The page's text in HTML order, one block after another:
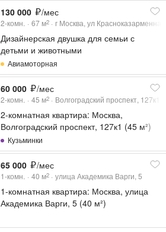
130 000 /мес
2-комн. 67 м2 г Москва, ул
Дизайнерская двушка для семьи с
детьми и животными
Авиамоторная
60 000 /мес
2-комн. 45 м2 Волгоградский проспект, 127к1
2-комнатная квартира: Москва,
Волгоградский проспект, 127к1 (45 м²)
Кузьминки
65 000 /мес
1-комн. 40 м2 улица Академика Варги, 5
1-комнатная квартира: Москва, улица
Академика Варги, 5 (40 м²)